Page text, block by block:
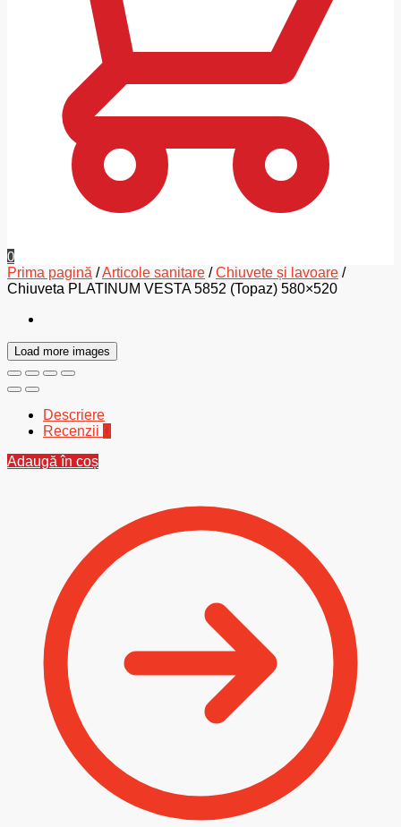
0
Prima pagină /Articole sanitare /Chiuvete și lavoare /
Chiuveta PLATINUM VESTA 5852 (Topaz) 580×520
Load more images
Descriere
Recenzii
Adaugă în coș